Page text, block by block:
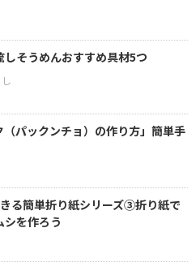
そうめんおすすめ具材5つ
（パックンチョ）の作り方」簡単手
る簡単折り紙シリーズ③折り紙で
シを作ろう